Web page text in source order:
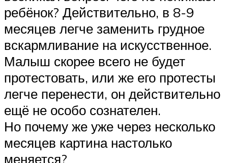
ребёнок? Действительно, в 8-9
месяцев легче заменить грудное
вскармливание на искусственное.
Малыш скорее всего не будет
протестовать, или же его протесты
легче перенести, он действительно
ещё не особо сознателен.
Но почему же уже через несколько
месяцев картина настолько
меняется?